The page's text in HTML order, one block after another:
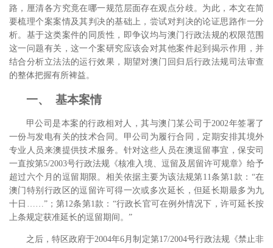
路，厘清各方究竟在哪一规范层面存在观点分歧。 为此，本文在简
要梳理个案案情及其判决的基础上，尝试对判决的论证思路作一分
析。基于这类案件的同质性，即争议均与澳门行政法规的权限范围
这一问题有关，这一个案研究应该会对其他案件起到揭示作用，并
结合分析立法法的运行效果，期望对澳门回归后行政法规司法审查
的整体把握有所裨益。
一、 基本案情
甲公司是本案的行政相对人，其与澳门某公司于2002年签署了
一份与发电有关的技术合同。甲公司为履行合同，定期安排其境外
专业人员来澳提供技术服务。针对这些人员在澳逗留事宜，保安司
一直按第5/2003号行政法规《核准入境、逗留及居留许可规章》给予
超过六个月的逗留期限。相关依据主要为该法规第11条第1款：“在
澳门特别行政区的逗留许可得一次或多次延长，但延长期最多为九
十日……”；第12条第1款：“行政长官可在例外情况下，许可延长按
上条规定获准延长的逗留期间。”
之后，特区政府于2004年6月制定第17/2004号行政法规《禁止非